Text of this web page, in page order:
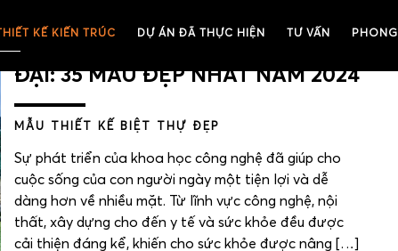
THIẾT KẾ KIẾN TRÚC DỰ ÁN ĐÃ THỰC HIỆN TƯ VẤN
THIẾT KẾ BIỆT THỰ 1 TẦNG HIỆN
ĐẠI: 35 MẪU ĐẸP NHẤT NĂM 2024
MẪU THIẾT KẾ BIỆT THỰ ĐẸP
Sự phát triển của khoa học công nghệ đã giúp cho
cuộc sống của con người ngày một tiện lợi và dễ
dàng hơn về nhiều mặt. Từ lĩnh vực công nghệ, nội
thất, xây dựng cho đến y tế và sức khỏe đều được
cải thiện đáng kể, khiến cho sức khỏe được nâng […]